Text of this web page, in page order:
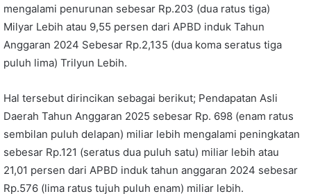
mengalami penurunan sebesar Rp.203 (dua ratus tiga)
Milyar Lebih atau 9,55 persen dari APBD induk Tahun
Anggaran 2024 Sebesar Rp.2,135 (dua koma seratus tiga
puluh lima) Trilyun Lebih.
Hal tersebut dirincikan sebagai berikut; Pendapatan Asli
Daerah Tahun Anggaran 2025 sebesar Rp. 698 (enam ratus
sembilan puluh delapan) miliar lebih mengalami peningkatan
sebesar Rp.121 (seratus dua puluh satu) miliar lebih atau
21,01 persen dari APBD induk tahun anggaran 2024 sebesar
Rp.576 (lima ratus tujuh puluh enam) miliar lebih.